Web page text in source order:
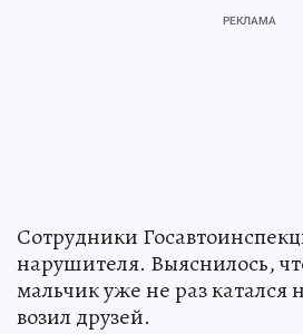
Сотрудники
нарушителя. Выяснилось,
мальчик уже не раз катался
возил друзей.